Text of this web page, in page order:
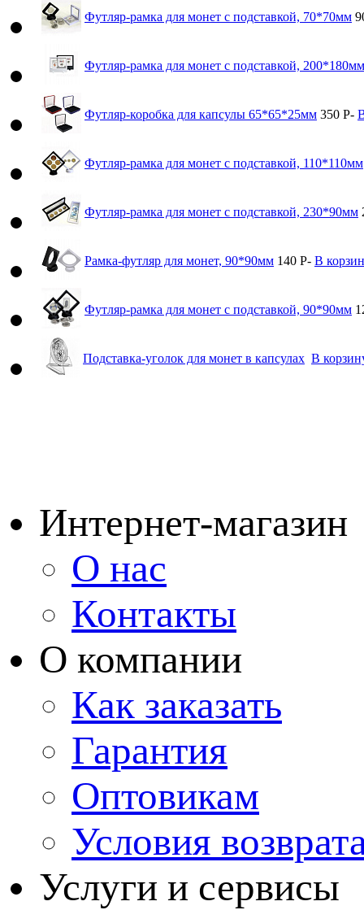
Футляр-рамка для монет с подставкой, 70*70мм
Футляр-рамка для монет с подставкой, 200*180мм
Футляр-коробка для капсулы 65*65*25мм 350 Р-
Футляр-рамка для монет с подставкой, 110*110мм
Футляр-рамка для монет с подставкой, 230*90мм
Рамка-футляр для монет, 90*90мм 140 Р- В
Футляр-рамка для монет с подставкой, 90*90мм
Подставка-уголок для монет в капсулах В
Интернет-магазин
О нас
Контакты
О компании
Как заказать
Гарантия
Оптовикам
Условия
Услуги и сервисы